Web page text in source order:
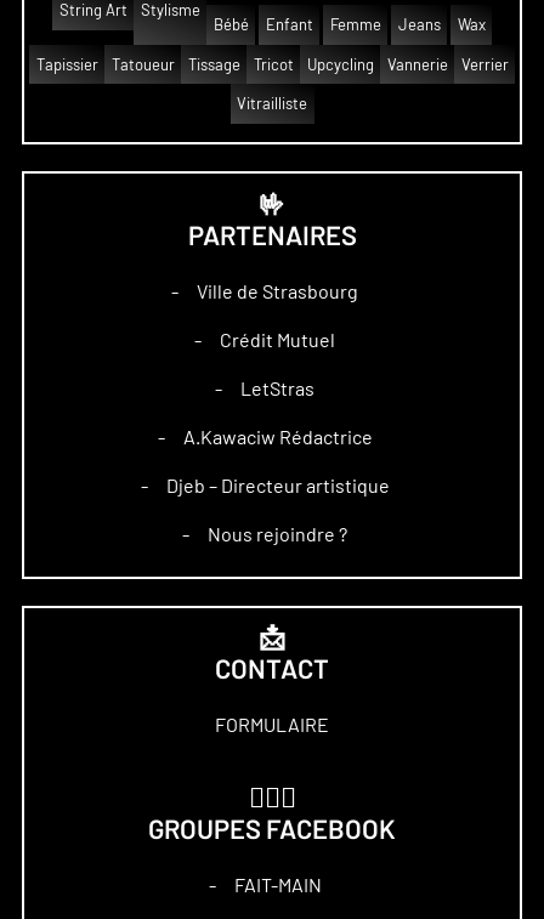
String Art
Stylisme
Bébé
Enfant Femme Jeans Wax
Tapissier Tatoueur Tissage Tricot Upcycling Vannerie Verrier
Vitrailliste
🤟
PARTENAIRES
– Ville de Strasbourg
– Crédit Mutuel
– LetStras
– A.Kawaciw Rédactrice
– Djeb – Directeur artistique
– Nous rejoindre ?
📩
CONTACT
FORMULAIRE
GROUPES FACEBOOK
– FAIT-MAIN